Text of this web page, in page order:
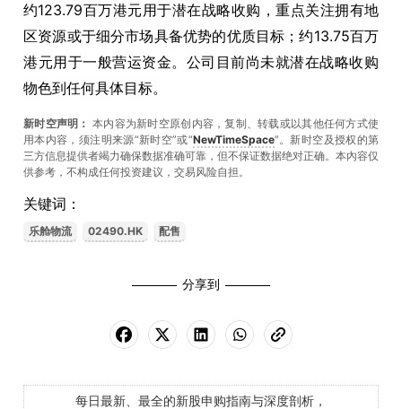
约123.79百万港元用于潜在战略收购，重点关注拥有地
区资源或于细分市场具备优势的优质目标；约13.75百万
港元用于一般营运资金。公司目前尚未就潜在战略收购
物色到任何具体目标。
新时空声明： 本内容为新时空原创内容，复制、转载或以其他任何方式使
用本内容，须注明来源“新时空”或“NewTimeSpace”。新时空及授权的第
三方信息提供者竭力确保数据准确可靠，但不保证数据绝对正确。本內容仅
供参考，不构成任何投资建议，交易风险自担。
关键词：
乐舱物流 02490.HK 配售
分享到
每日最新、最全的新股申购指南与深度剖析，